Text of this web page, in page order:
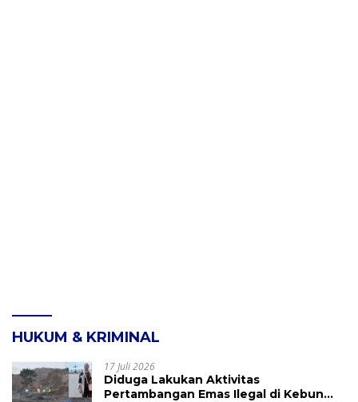
HUKUM & KRIMINAL
17 Juli 2026
Diduga Lakukan Aktivitas
Pertambangan Emas Ilegal di Kebun